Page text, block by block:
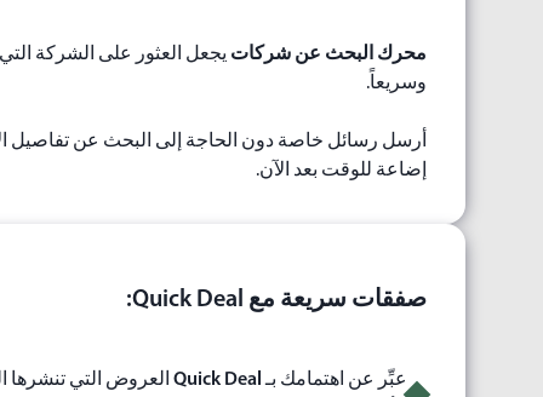
محرك البحث عن شركات يجعل العثور على الشركة
وسريعاً.
أرسل رسائل خاصة دون الحاجة إلى البحث عن تفاصيل
إضاعة للوقت بعد الآن.
صفقات سريعة مع Quick Deal‏:
عبِّر عن اهتمامك بـ Quick Deal العروض التي تنشرها